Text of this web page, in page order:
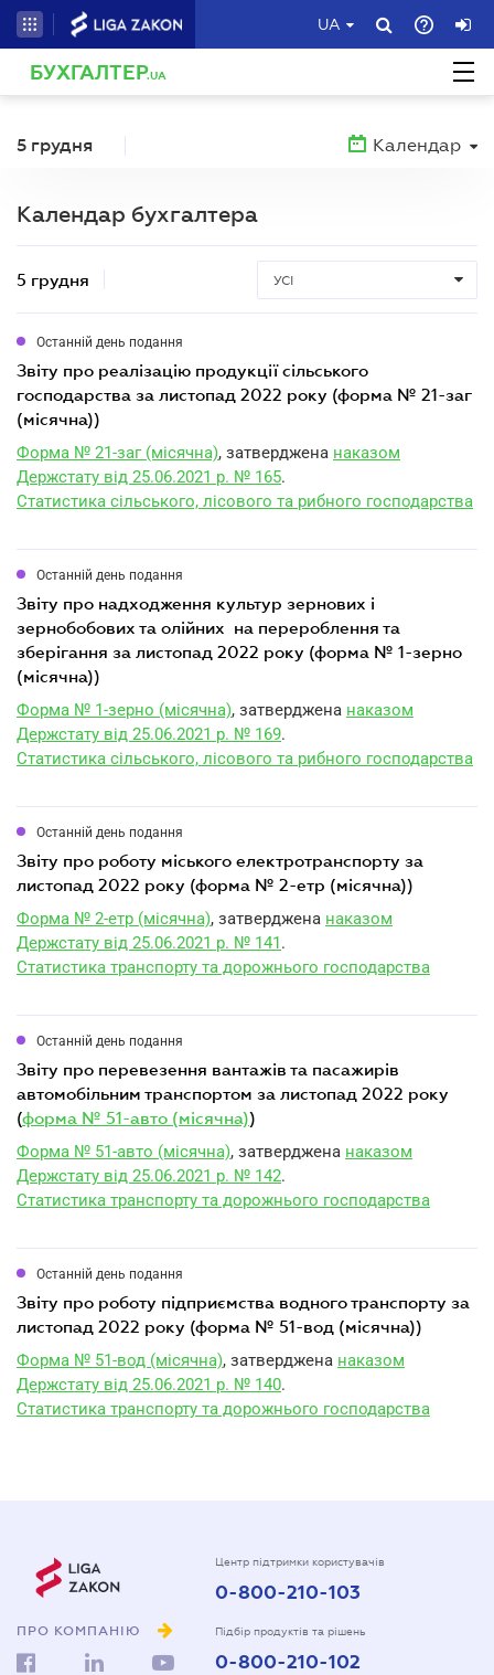
UA
БУХГАЛТЕР.UA
5 грудня Календар
Календар бухгалтера
5 грудня УСІ
Останній день подання
звіту про реалізацію продукції сільського
господарства за листопад 2022 року (форма № 21-заг
(місячна))
Форма № 21-заг (місячна), затверджена наказом
Держстату від 25.06.2021 р. № 165.
Статистика сільського, лісового та рибного господарства
Останній день подання
звіту про надходження культур зернових і
зернобобових та олійних на перероблення та
зберігання за листопад 2022 року (форма № 1-зерно
(місячна))
Форма № 1-зерно (місячна), затверджена наказом
Держстату від 25.06.2021 р. № 169.
Статистика сільського, лісового та рибного господарства
Останній день подання
звіту про роботу міського електротранспорту за
листопад 2022 року (форма № 2-етр (місячна))
Форма № 2-етр (місячна), затверджена наказом
Держстату від 25.06.2021 р. № 141.
Статистика транспорту та дорожнього господарства
Останній день подання
звіту про перевезення вантажів та пасажирів
автомобільним транспортом за листопад 2022 року
(форма № 51-авто (місячна))
Форма № 51-авто (місячна), затверджена наказом
Держстату від 25.06.2021 р. № 142.
Статистика транспорту та дорожнього господарства
Останній день подання
звіту про роботу підприємства водного транспорту за
листопад 2022 року (форма № 51-вод (місячна))
Форма № 51-вод (місячна), затверджена наказом
Держстату від 25.06.2021 р. № 140.
Статистика транспорту та дорожнього господарства
ПРО КОМПАНІЮ
Центр підтримки користувачів
0-800-210-103
Підбір продуктів та рішень
0-800-210-102